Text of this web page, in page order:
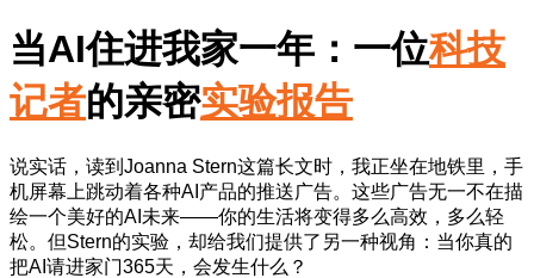
当AI住进我家一年：一位科技
记者的亲密实验报告
说实话，读到Joanna Stern这篇长文时，我正坐在地铁里，手
机屏幕上跳动着各种AI产品的推送广告。这些广告无一不在描
绘一个美好的AI未来——你的生活将变得多么高效，多么轻
松。但Stern的实验，却给我们提供了另一种视角：当你真的
把AI请进家门365天，会发生什么？